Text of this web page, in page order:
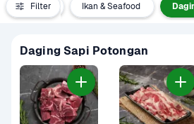
Filter
Nabati Ikan & Seafood
Daging Sapi Potongan